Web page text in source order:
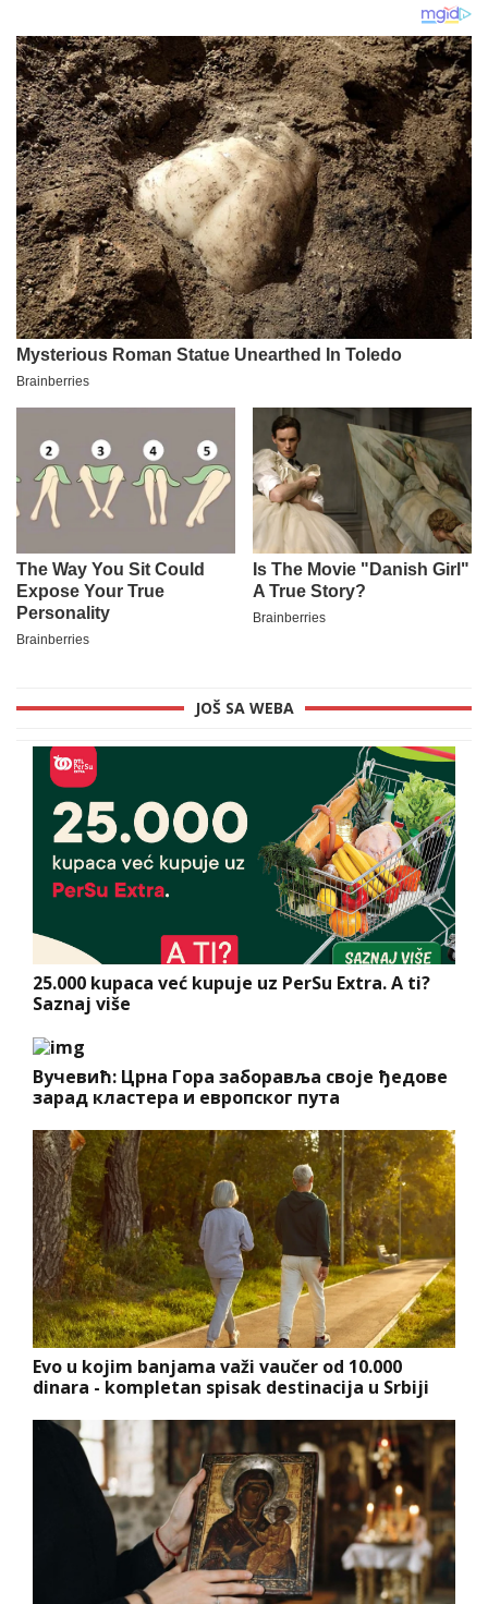
JOŠ SA WEBA
25.000 kupaca već kupuje uz PerSu Extra. A ti?
Saznaj više
Вучевић: Црна Гора заборавља своје ђедове
зарад кластера и европског пута
Evo u kojim banjama važi vaučer od 10.000
dinara - kompletan spisak destinacija u Srbiji